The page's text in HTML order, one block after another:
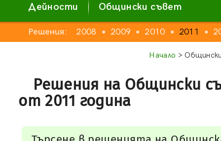
Дейности Общински съвет
Решения:
● 2007 2008 ● 2009 ● 2010 ● 2011 ●
Начало >
Решения на Общински
от 2011 година